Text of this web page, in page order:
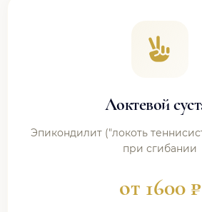
Локтевой
Эпикондилит ("локоть
при сгибании
от 1600 ₽